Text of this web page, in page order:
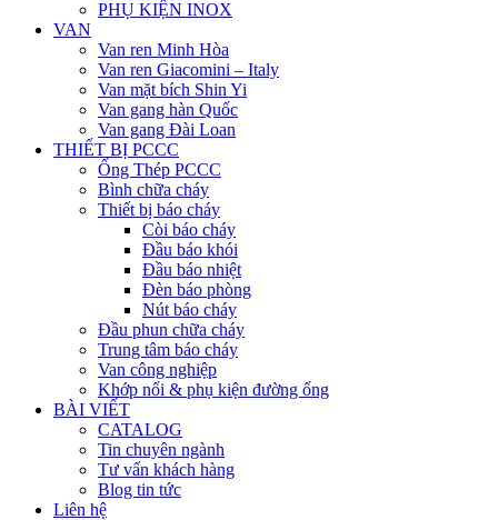
PHỤ KIỆN INOX
VAN
Van ren Minh Hòa
Van ren Giacomini – Italy
Van mặt bích Shin Yi
Van gang hàn Quốc
Van gang Đài Loan
THIẾT BỊ PCCC
Ống Thép PCCC
Bình chữa cháy
Thiết bị báo cháy
Còi báo cháy
Đầu báo khói
Đầu báo nhiệt
Đèn báo phòng
Nút báo cháy
Đầu phun chữa cháy
Trung tâm báo cháy
Van công nghiệp
Khớp nối & phụ kiện đường ống
BÀI VIẾT
CATALOG
Tin chuyên ngành
Tư vấn khách hàng
Blog tin tức
Liên hệ